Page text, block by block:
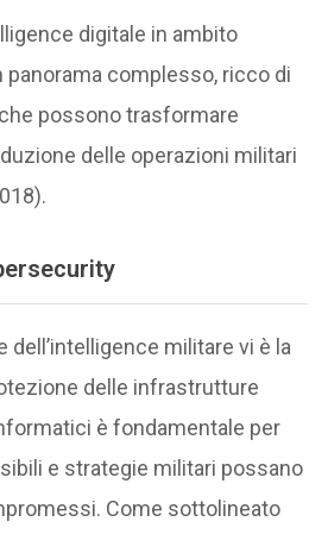
digitale in ambito
panorama complesso, ricco di
possono trasformare
delle operazioni militari
dell’intelligence militare vi è la
delle infrastrutture
è fondamentale per
e strategie militari possano
Come sottolineato